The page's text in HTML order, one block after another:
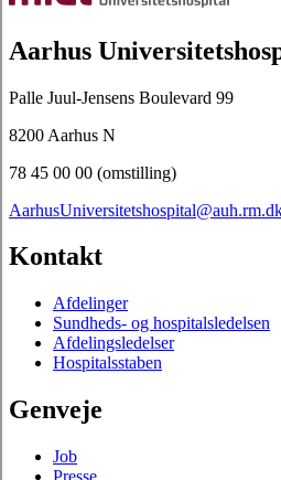
Aarhus
Palle Juul-Jensens Boulevard 99
8200 Aarhus N
78 45 00 00 (omstilling)
Kontakt
Afdelinger
Sundheds- og hospitalsledelsen
Afdelingsledelser
Hospitalsstaben
Genveje
Job